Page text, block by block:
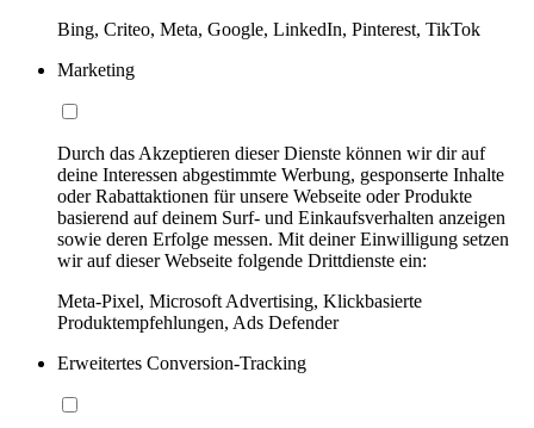
Bing, Criteo, Meta, Google, LinkedIn, Pinterest, TikTok
Marketing
Durch das Akzeptieren dieser Dienste können wir dir auf
deine Interessen abgestimmte Werbung, gesponserte Inhalte
oder Rabattaktionen für unsere Webseite oder Produkte
basierend auf deinem Surf- und Einkaufsverhalten anzeigen
sowie deren Erfolge messen. Mit deiner Einwilligung setzen
wir auf dieser Webseite folgende Drittdienste ein:
Meta-Pixel, Microsoft Advertising, Klickbasierte
Produktempfehlungen, Ads Defender
Erweitertes Conversion-Tracking